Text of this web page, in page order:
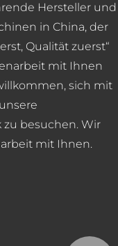
Hersteller und
in China, der
Qualität zuerst“
mit Ihnen
sich mit
besuchen. Wir
mit Ihnen.